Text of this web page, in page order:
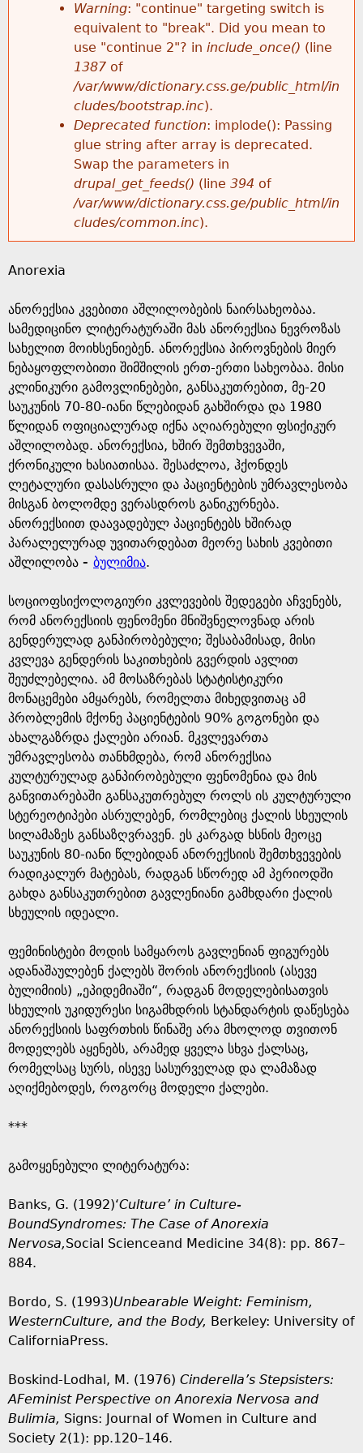
g
e
Warning: "continue" targeting switch is
equivalent to "break". Did you mean to
use "continue 2"? in include_once() (line
1387 of
/var/www/dictionary.css.ge/public_html/in
cludes/bootstrap.inc).
Deprecated function: implode(): Passing
glue string after array is deprecated.
Swap the parameters in
drupal_get_feeds() (line 394 of
/var/www/dictionary.css.ge/public_html/in
cludes/common.inc).
Anorexia
ანორექსია კვებითი აშლილობების ნაირსახეობაა.
სამედიცინო ლიტერატურაში მას ანორექსია ნევროზას
სახელით მოიხსენიებენ. ანორექსია პიროვნების მიერ
ნებაყოფლობითი შიმშილის ერთ-ერთი სახეობაა. მისი
კლინიკური გამოვლინებები, განსაკუთრებით, მე-20
საუკუნის 70-80-იანი წლებიდან გახშირდა და 1980
წლიდან ოფიციალურად იქნა აღიარებული ფსიქიკურ
აშლილობად. ანორექსია, ხშირ შემთხვევაში,
ქრონიკული ხასიათისაა. შესაძლოა, ჰქონდეს
ლეტალური დასასრული და პაციენტების უმრავლესობა
მისგან ბოლომდე ვერასდროს განიკურნება.
ანორექსიით დაავადებულ პაციენტებს ხშირად
პარალელურად უვითარდებათ მეორე სახის კვებითი
აშლილობა - ბულიმია.
სოციოფსიქოლოგიური კვლევების შედეგები აჩვენებს,
რომ ანორექსიის ფენომენი მნიშვნელოვნად არის
გენდერულად განპირობებული; შესაბამისად, მისი
კვლევა გენდერის საკითხების გვერდის ავლით
შეუძლებელია. ამ მოსაზრებას სტატისტიკური
მონაცემები ამყარებს, რომელთა მიხედვითაც ამ
პრობლემის მქონე პაციენტების 90% გოგონები და
ახალგაზრდა ქალები არიან. მკვლევართა
უმრავლესობა თანხმდება, რომ ანორექსია
კულტურულად განპირობებული ფენომენია და მის
განვითარებაში განსაკუთრებულ როლს ის კულტურული
სტერეოტიპები ასრულებენ, რომლებიც ქალის სხეულის
სილამაზეს განსაზღვრავენ. ეს კარგად ხსნის მეოცე
საუკუნის 80-იანი წლებიდან ანორექსიის შემთხვევების
რადიკალურ მატებას, რადგან სწორედ ამ პერიოდში
გახდა განსაკუთრებით გავლენიანი გამხდარი ქალის
სხეულის იდეალი.
ფემინისტები მოდის სამყაროს გავლენიან ფიგურებს
ადანაშაულებენ ქალებს შორის ანორექსიის (ასევე
ბულიმიის) „ეპიდემიაში“, რადგან მოდელებისათვის
სხეულის უკიდურესი სიგამხდრის სტანდარტის დაწესება
ანორექსიის საფრთხის წინაშე არა მხოლოდ თვითონ
მოდელებს აყენებს, არამედ ყველა სხვა ქალსაც,
რომელსაც სურს, ისევე სასურველად და ლამაზად
აღიქმებოდეს, როგორც მოდელი ქალები.
***
გამოყენებული ლიტერატურა:
Banks, G. (1992)‘Culture’ in Culture-
BoundSyndromes: The Case of Anorexia
Nervosa,Social Scienceand Medicine 34(8): pp. 867–
884.
Bordo, S. (1993)Unbearable Weight: Feminism,
WesternCulture, and the Body, Berkeley: University of
CaliforniaPress.
Boskind-Lodhal, M. (1976) Cinderella’s Stepsisters:
AFeminist Perspective on Anorexia Nervosa and
Bulimia, Signs: Journal of Women in Culture and
Society 2(1): pp.120–146.